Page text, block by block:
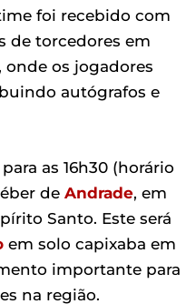
foi recebido com
de torcedores em
onde os jogadores
autógrafos e
as 16h30 (horário
de Andrade, em
Santo. Este será
em solo capixaba em
importante para
na região.